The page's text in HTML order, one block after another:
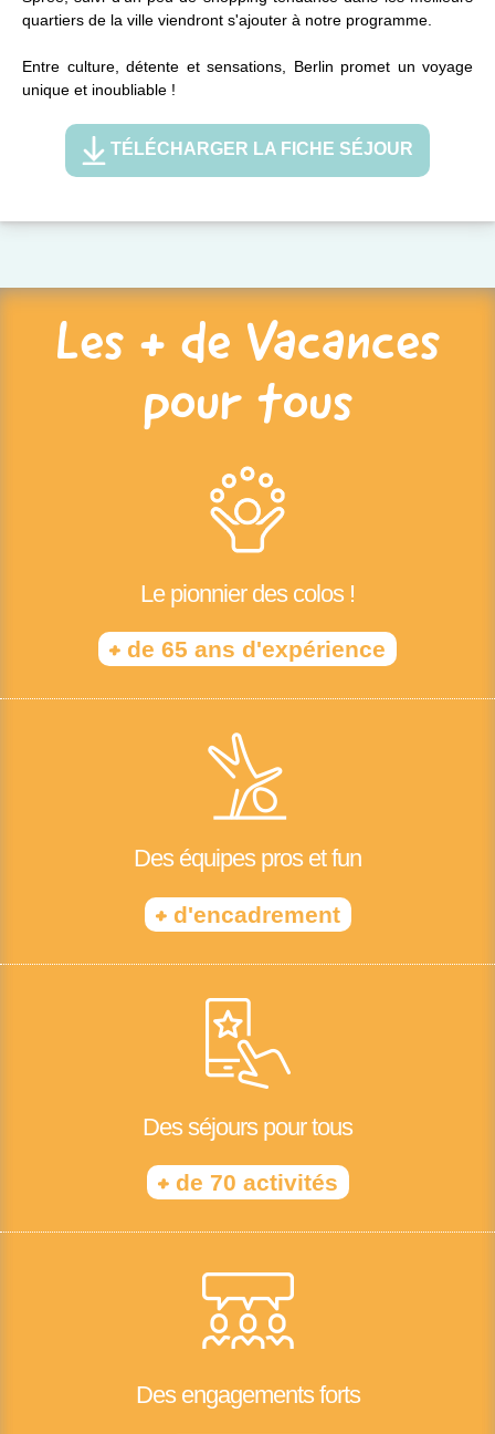
quartiers de la ville viendront s'ajouter à notre programme.
Entre culture, détente et sensations, Berlin promet un voyage
unique et inoubliable !
TÉLÉCHARGER LA FICHE SÉJOUR
Les + de Vacances
pour tous
Le pionnier des colos !
+ de 65 ans d'expérience
Des équipes pros et fun
+d'encadrement
Des séjours pour tous
+de 70 activités
Des engagements forts